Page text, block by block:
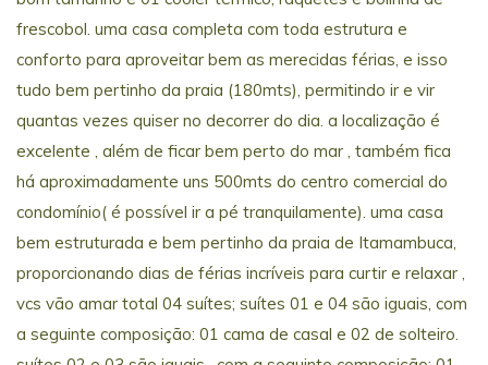
frescobol. uma casa completa com toda estrutura e
conforto para aproveitar bem as merecidas férias, e isso
tudo bem pertinho da praia (180mts), permitindo ir e vir
quantas vezes quiser no decorrer do dia. a localização é
excelente , além de ficar bem perto do mar , também fica
há aproximadamente uns 500mts do centro comercial do
condomínio( é possível ir a pé tranquilamente). uma casa
bem estruturada e bem pertinho da praia de Itamambuca,
proporcionando dias de férias incríveis para curtir e relaxar ,
vcs vão amar total 04 suítes; suítes 01 e 04 são iguais, com
a seguinte composição: 01 cama de casal e 02 de solteiro.